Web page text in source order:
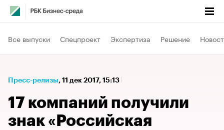
Все выпуски Спецпроект Экспертиза Решение
Пресс-релизы⁠, 11 дек 2017, 15:13
17 компаний получили
знак «Российская